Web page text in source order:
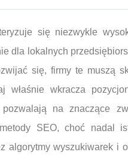
się niezwykle
dla lokalnych
się, firmy te muszą
właśnie wkracza
na znaczące
SEO, choć nadal
algorytmy wyszukiwarek i